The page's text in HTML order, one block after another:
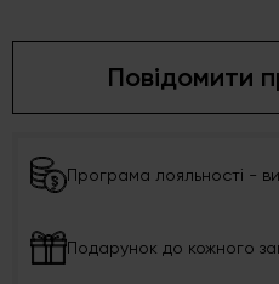
Повідомити
Програма лояльності -
Подарунок до кожного